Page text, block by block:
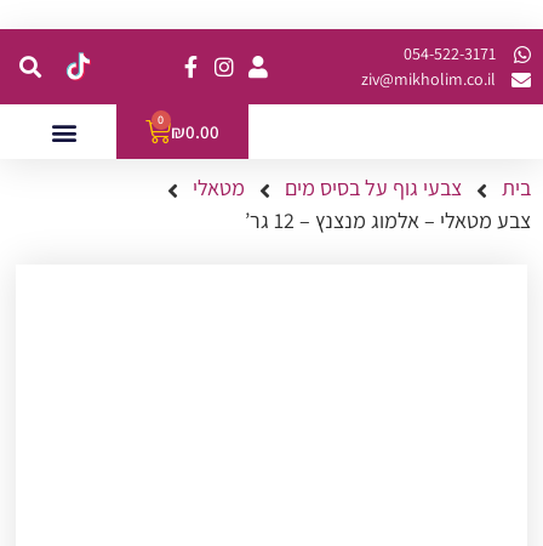
054-522-3171⁩
ziv@mikholim.co.il
₪0.00
0
בית צבעי גוף על בסיס מים
מטאלי
צבע מטאלי – אלמוג מנצנץ – 12 גר’